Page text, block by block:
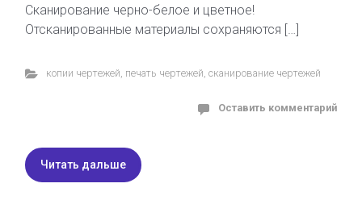
Сканирование черно-белое и цветное!
Отсканированные материалы сохраняются […]
копии чертежей, печать чертежей, сканирование чертежей
Оставить комментарий
Читать дальше